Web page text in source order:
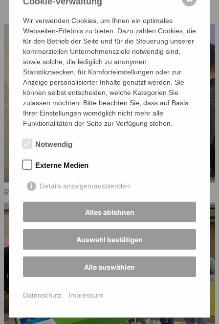
Bild: Frau Piotrowski
Wir verwenden Cookies, um Ihnen ein optimales
Webseiten-Erlebnis zu bieten. Dazu zählen Cookies, die
für den Betrieb der Seite und für die Steuerung unserer
kommerziellen Unternehmensziele notwendig sind,
sowie solche, die lediglich zu anonymen
Statistikzwecken, für Komforteinstellungen oder zur
Anzeige personalisierter Inhalte genutzt werden. Sie
können selbst entscheiden, welche Kategorien Sie
zulassen möchten. Bitte beachten Sie, dass auf Basis
Ihrer Einstellungen womöglich nicht mehr alle
Funktionalitäten der Seite zur Verfügung stehen.
Notwendig
Externe Medien
Details anzeigen/ausblenden
Alles ablehnen
Auswahl bestätigen
Alle auswählen
Datenschutz Impressum